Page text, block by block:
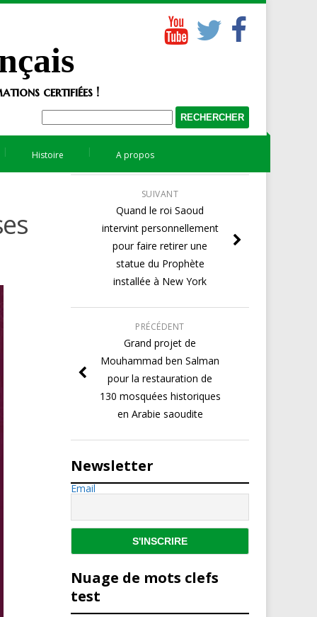
certifiées !
Histoire A propos
SUIVANT
Quand le roi Saoud
intervint personnellement
pour faire retirer une
statue du Prophète
installée à New York
PRÉCÉDENT
Grand projet de
Mouhammad ben Salman
pour la restauration de
130 mosquées historiques
en Arabie saoudite
Newsletter
Email
Nuage de mots clefs
test